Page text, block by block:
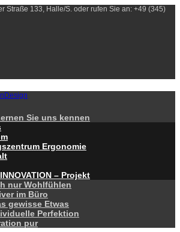
Straße 133, Halle/S. oder rufen Sie an: +49 (345)
Sie uns kennen
Ergonomie
– Projekt
nur Wohlfühlen
im Büro
gewisse Etwas
Perfektion
pur